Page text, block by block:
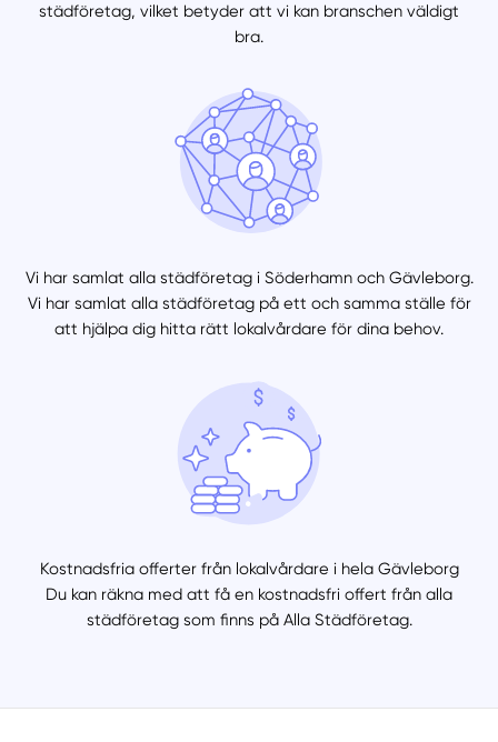
städföretag, vilket betyder att vi kan branschen väldigt
bra.
Vi har samlat alla städföretag i Söderhamn och Gävleborg.
Vi har samlat alla städföretag på ett och samma ställe för
att hjälpa dig hitta rätt lokalvårdare för dina behov.
Kostnadsfria offerter från lokalvårdare i hela Gävleborg
Du kan räkna med att få en kostnadsfri offert från alla
städföretag som finns på Alla Städföretag.